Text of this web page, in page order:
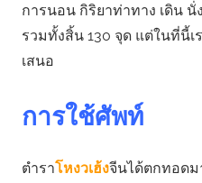
การนอน กิริยาท่าทาง เดิน
รวมทั้งสิ้น 130 จุด แต่ในที่นี้
เสนอ
การใช้ศัพท์
ตําราโหงวเฮ้งจีนได้ตกทอด